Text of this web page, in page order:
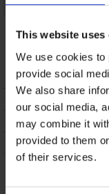
This website uses
We use cookies to
provide social
We also share
our social media,
may combine it
provided to them
of their services.
naramenice 10 mm
4,89 €
OPIS
DOSTAVA I
ZAMJENA